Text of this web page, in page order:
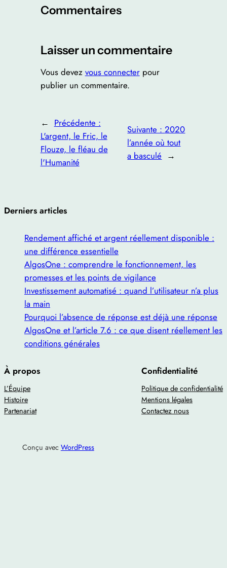
Commentaires
Laisser un commentaire
Vous devez vous connecterpour
publier un commentaire.
← Précédente :
L'argent, le Fric, le
Flouze, le fléau de
l'Humanité
Suivante :2020
l’année où tout
a basculé →
Derniers articles
Rendement affiché et argent réellement disponible :
une différence essentielle
AlgosOne : comprendre le fonctionnement, les
promesses et les points de vigilance
Investissement automatisé : quand l’utilisateur n’a plus
la main
Pourquoi l’absence de réponse est déjà une réponse
AlgosOne et l’article 7.6 : ce que disent réellement les
conditions générales
À propos
L’Équipe
Histoire
Partenariat
Confidentialité
Politique de confidentialité
Mentions légales
Contactez nous
Conçu avec WordPress